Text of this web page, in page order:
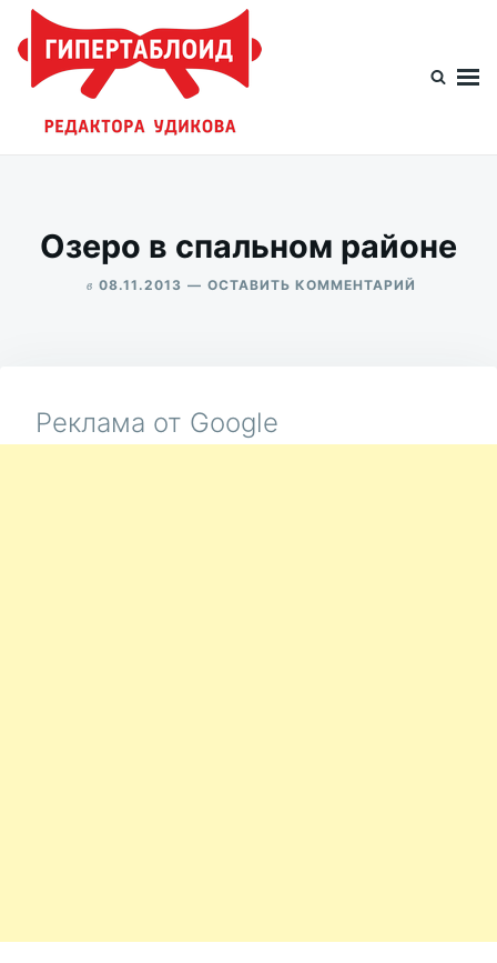
Перейти
содержимому
Искать:
Озеро в спальном районе
в 08.11.2013 ОСТАВИТЬ КОММЕНТАРИЙ
Реклама от Google